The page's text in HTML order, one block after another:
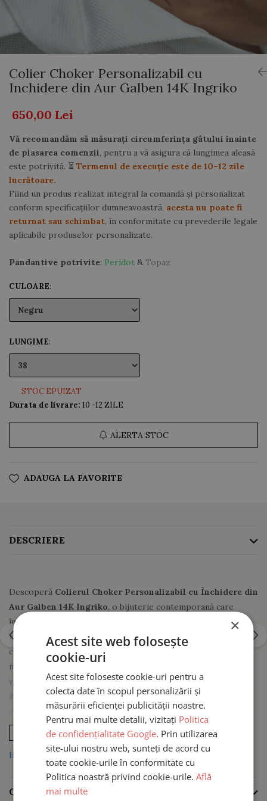
Bratari
Colier Choker Personalizabil cu
Inchidere din Aur Galben 14K Ingriko
650,00 Lei
Vă recomandăm să măsurați circumferința gâtului înainte
de plasarea comenzii, pentru a vă asigura că lungimea aleasă
este potrivită. ⏳ Termenul de execuție este de 10–12 zile
lucrătoare.
Fiind un produs realizat integral la comandă și personalizat
conform specificațiilor dumneavoastră, acesta nu poate fi
returnat sau schimbat, în conformitate cu prevederile legale
aplicabile produselor personalizate.
Pandantive potrivite: Peridot & Topaz
CULOARE:
LUNGIME:
STOC EPUIZAT
Durata de livrare: 10 -12 ZILE
ALERTA STOC
ADAUGA LA FAVORITE
DESCRIERE
Descoperă Colierul Choker Personalizabil cu Închidere din
Aur Galben 14K Ingriko, o bijuterie contemporană care
îmbină minimalismul cu materialele premium. Disponibil în
nuanțe elegante de negru, verde și maro, acest choker tip
colan este creat pentru femeile care își doresc un accesoriu
modern, confortabil și ușor de integrat în orice stil
vestimentar. Structura sa semirigidă oferă o prezență vizuală
distinctă, iarînchiderea din aur galben 14K completează
designul cu o notă rafinată și exclusivistă.
Design modern cu structură
semirigidă
VEZI MAI MULT
Informatii conformitate produs
CARACTERISTICI
×
Acest site web folosește
cookie-uri
Acest site foloseste cookie-uri pentru a
colecta date în scopul personalizării și
măsurării eficienței publicității noastre.
Pentru mai multe detalii, vizitați Politica
de confidențialitate Google. Prin utilizarea
site-ului nostru web, sunteți de acord cu
toate cookie-urile în conformitate cu
Politica noastră privind cookie-urile.Află
mai multe